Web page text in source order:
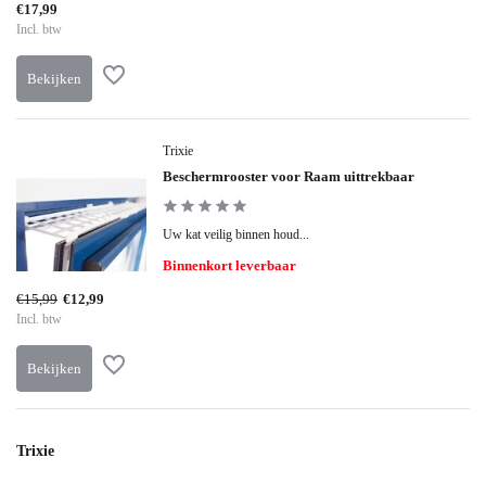
Trixie
Beschermrooster voor Raam uittrekbaar
Uw kat veilig binnen houd...
Binnenkort leverbaar
€15,99 €12,99
Incl. btw
Bekijken
€17,99
Incl. btw
Bekijken
Trixie